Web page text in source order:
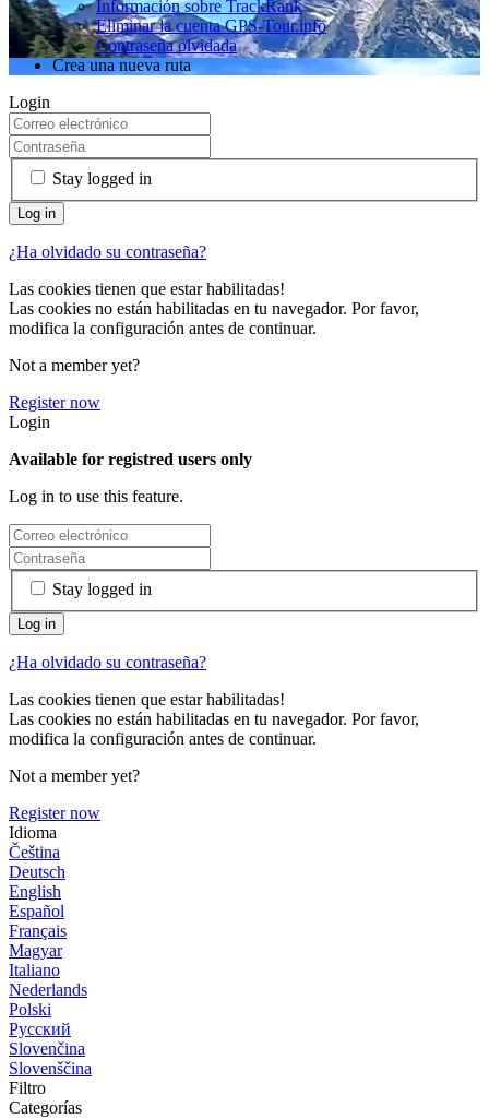
Información sobre TrackRank
Eliminar la cuenta GPS-Tour.info
Contraseña olvidada
Crea una nueva ruta
Login
Stay logged in
¿Ha olvidado su contraseña?
Las cookies tienen que estar habilitadas!
Las cookies no están habilitadas en tu navegador. Por favor,
modifica la configuración antes de continuar.
Not a member yet?
Register now
Login
Available for registred users only
Log in to use this feature.
Stay logged in
¿Ha olvidado su contraseña?
Las cookies tienen que estar habilitadas!
Las cookies no están habilitadas en tu navegador. Por favor,
modifica la configuración antes de continuar.
Not a member yet?
Register now
Idioma
Čeština
Deutsch
English
Español
Français
Magyar
Italiano
Nederlands
Polski
Русский
Slovenčina
Slovenščina
Filtro
Categorías